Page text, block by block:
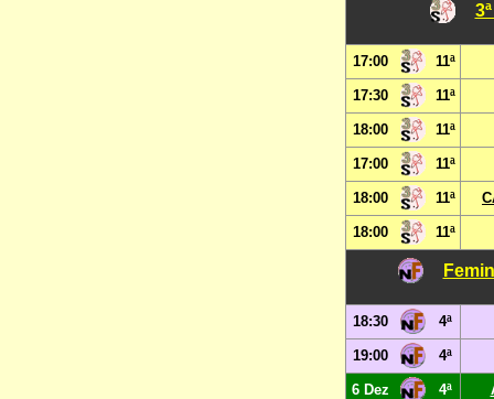
17:00 11ª
17:30 11ª
18:00 11ª
17:00 11ª
18:00 11ª
18:00 11ª
18:30 4ª
19:00 4ª
6 Dez 4ª